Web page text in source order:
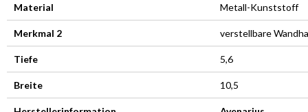
Material Metall-Kunststoff
Merkmal 2 verstellbare
Tiefe 5,6
Breite 10,5